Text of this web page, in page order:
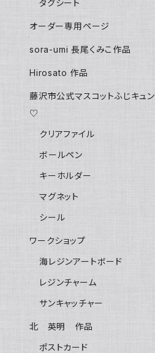
タグシート
オーダー専用ページ
sora-umi 長尾くみこ作品
Hirosato 作品
藤沢市公式マスコットふじキュン
♡
クリアファイル
ボールペン
キーホルダー
マグネット
シール
ワークショップ
海レジンアートボード
レジンチャーム
サンキャッチャー
北 英明 作品
ポストカード